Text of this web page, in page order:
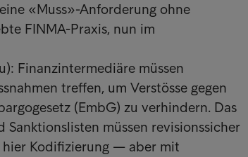
«Muss»-Anforderung ohne
FINMA-Praxis, nun im
Finanzintermediäre müssen
treffen, um Verstösse gegen
(EmbG) zu verhindern. Das
müssen revisionssicher
hier Kodifizierung — aber mit